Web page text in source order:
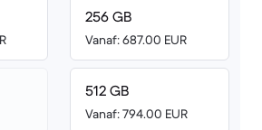
256 GB
Vanaf: 687.00 EUR
512 GB
Vanaf: 794.00 EUR